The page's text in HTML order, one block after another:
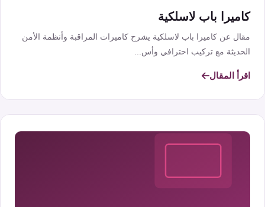
كاميرا باب لاسلكية
مقال عن كاميرا باب لاسلكية يشرح كاميرات المراقبة وأنظمة الأمن
الحديثة مع تركيب احترافي وأس...
اقرأ المقال